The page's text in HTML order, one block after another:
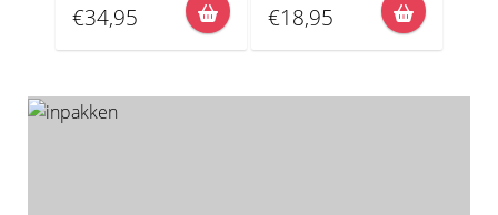
€34,95 €18,95